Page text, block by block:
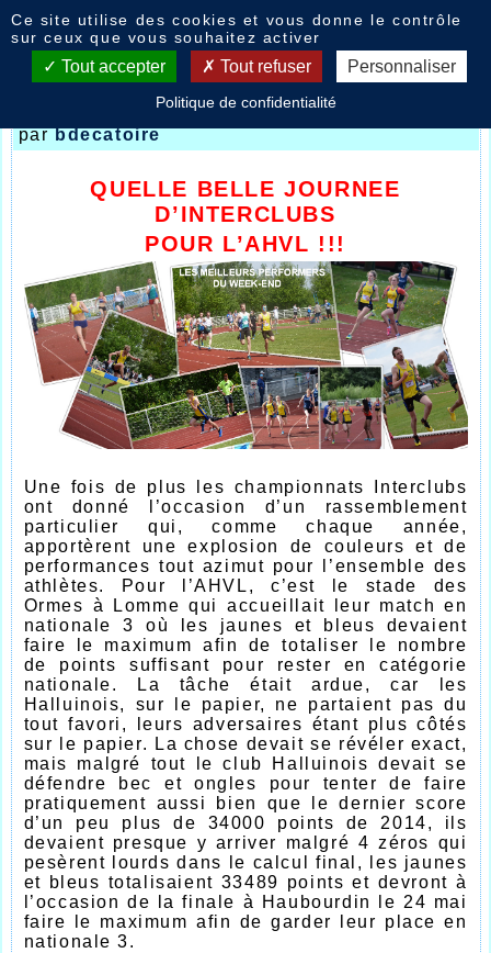
Nouvelles
1er tour Interclubs 2015
parbdecatoire
QUELLE BELLE JOURNEE
D’INTERCLUBS
POUR L’AHVL !!!
Une fois de plus les championnats Interclubs
ont donné l’occasion d’un rassemblement
particulier qui, comme chaque année,
apportèrent une explosion de couleurs et de
performances tout azimut pour l’ensemble des
athlètes. Pour l’AHVL, c’est le stade des
Ormes à Lomme qui accueillait leur match en
nationale 3 où les jaunes et bleus devaient
faire le maximum afin de totaliser le nombre
de points suffisant pour rester en catégorie
nationale. La tâche était ardue, car les
Halluinois, sur le papier, ne partaient pas du
tout favori, leurs adversaires étant plus côtés
sur le papier. La chose devait se révéler exact,
mais malgré tout le club Halluinois devait se
défendre bec et ongles pour tenter de faire
pratiquement aussi bien que le dernier score
d’un peu plus de 34000 points de 2014, ils
devaient presque y arriver malgré 4 zéros qui
pesèrent lourds dans le calcul final, les jaunes
et bleus totalisaient 33489 points et devront à
l’occasion de la finale à Haubourdin le 24 mai
faire le maximum afin de garder leur place en
nationale 3.
Ce site utilise des cookies et vous donne le contrôle
sur ceux que vous souhaitez activer
Tout accepter Tout refuser Personnaliser
Politique de confidentialité